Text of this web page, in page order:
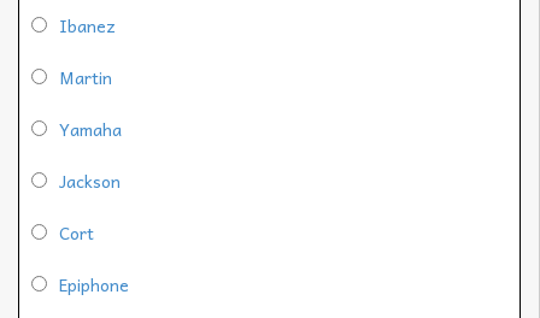
Ibanez
Martin
Yamaha
Jackson
Cort
Epiphone